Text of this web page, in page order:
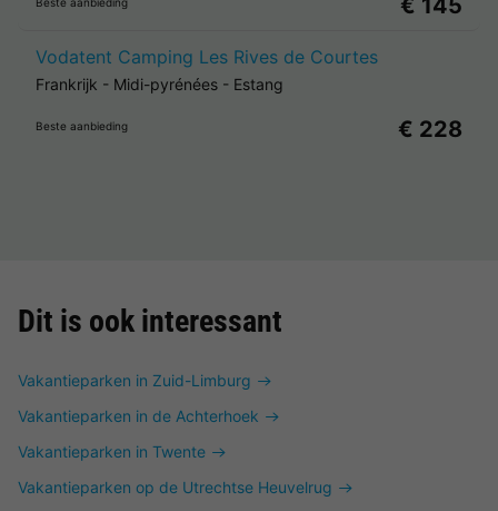
€ 145
Vodatent Camping Les Rives de Courtes
Frankrijk - Midi-pyrénées - Estang
Beste aanbieding € 228
Dit is ook interessant
Vakantieparken in Zuid-Limburg
Vakantieparken in de Achterhoek
Vakantieparken in Twente
Vakantieparken op de Utrechtse Heuvelrug